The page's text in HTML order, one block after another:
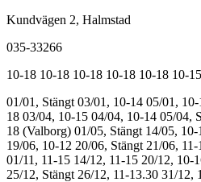
Kundvägen 2, Halmstad
035-33266
10-18 10-18 10-18 10-18 10-18 10-15
01/01, Stängt 03/01, 10-14 05/01, 10-
18 03/04, 10-15 04/04, 10-14 05/04,
18 (Valborg) 01/05, Stängt 14/05, 10-
19/06, 10-12 20/06, Stängt 21/06, 11-
01/11, 11-15 14/12, 11-15 20/12, 10-
25/12, Stängt 26/12, 11-13.30 31/12,